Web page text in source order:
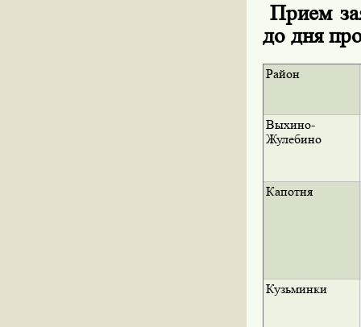
Прием
до дня
Район
Выхино-
Жулебино
Капотня
Кузьминки